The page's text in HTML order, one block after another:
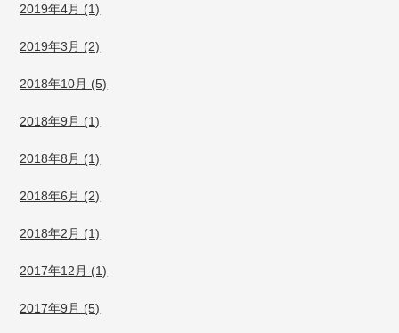
2019年4月 (1)
2019年3月 (2)
2018年10月 (5)
2018年9月 (1)
2018年8月 (1)
2018年6月 (2)
2018年2月 (1)
2017年12月 (1)
2017年9月 (5)